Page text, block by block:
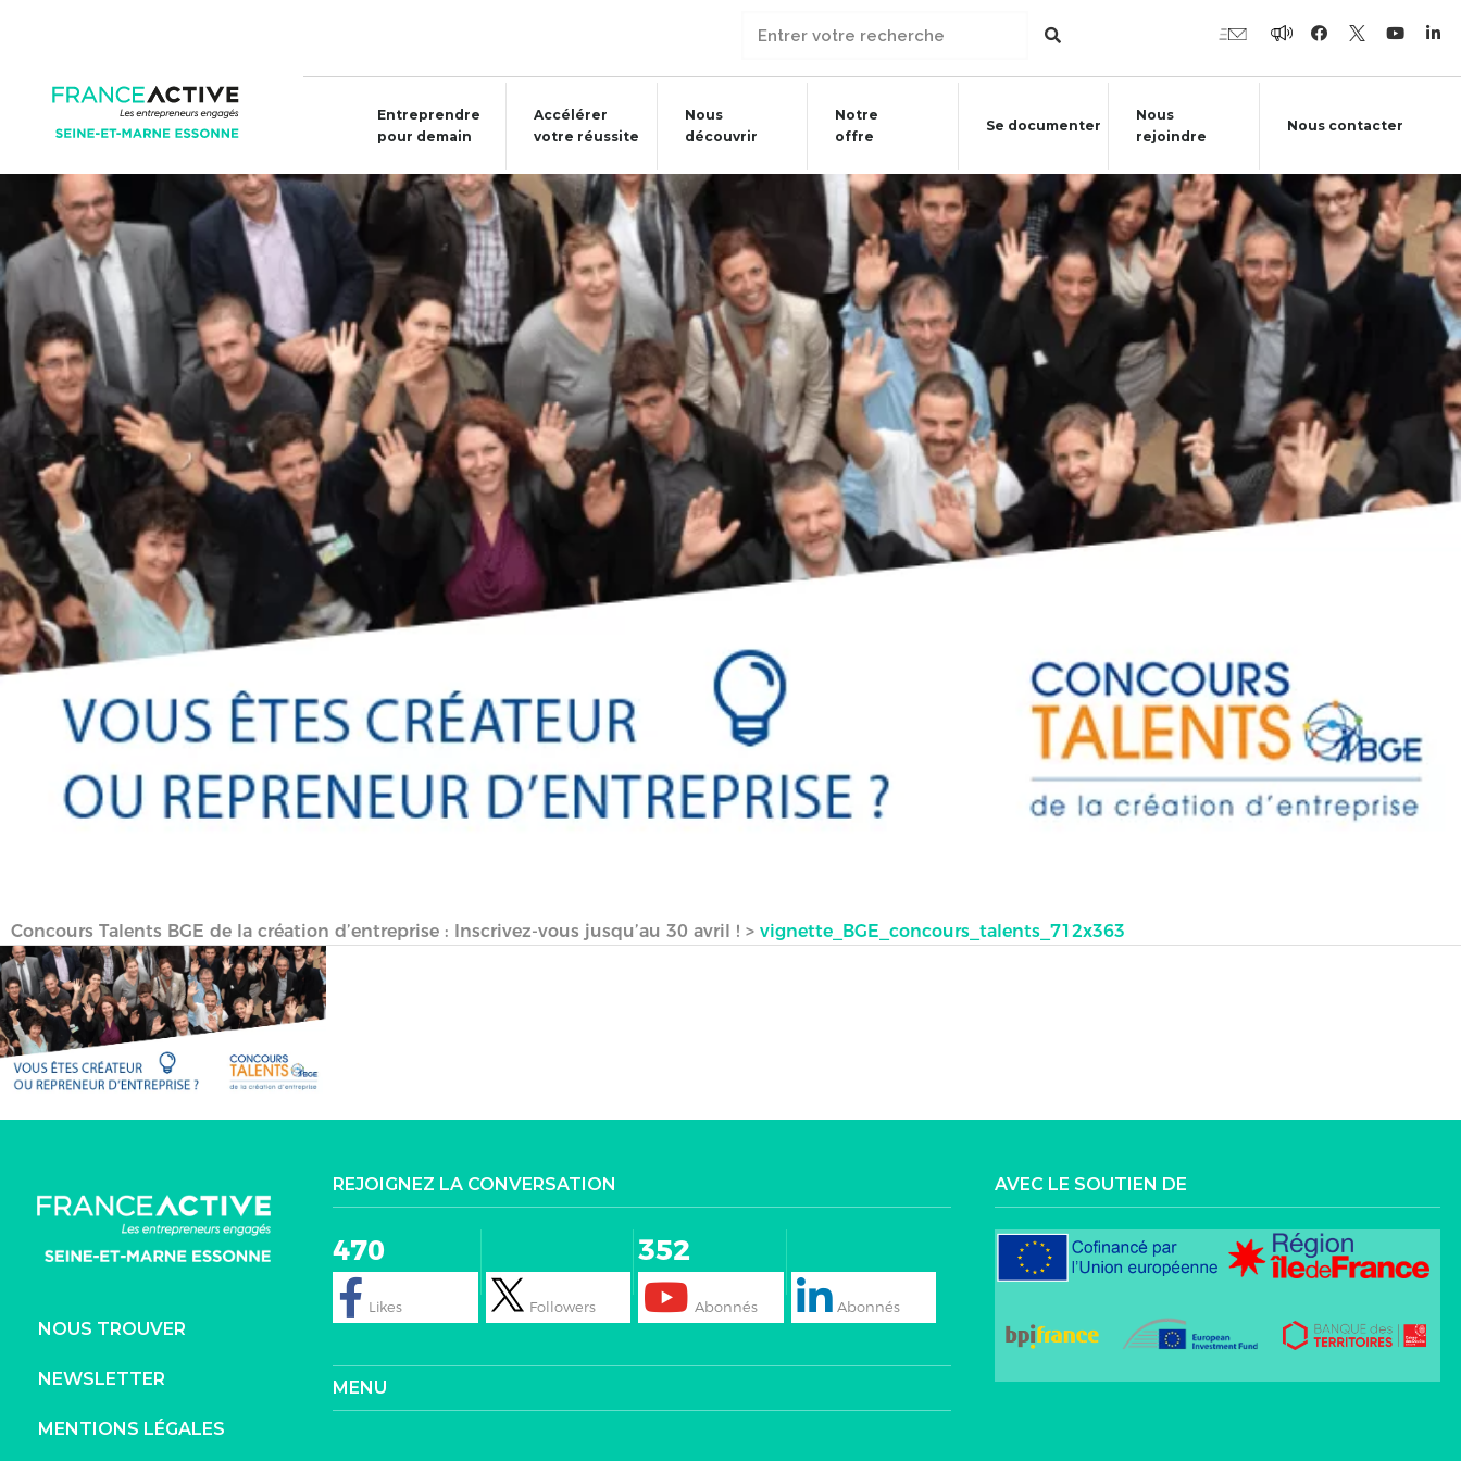
Entreprendre
pour demain
Accélérer
votre réussite
Nous
découvrir
Notre
offre
Se documenter
Nous
rejoindre
Nous contacter
Concours Talents BGE de la création d’entreprise : Inscrivez-vous jusqu’au 30 avril ! > vignette_BGE_concours_talents_712x363
NOUS TROUVER
NEWSLETTER
MENTIONS LÉGALES
REJOIGNEZ LA CONVERSATION
470 352
MENU
AVEC LE SOUTIEN DE